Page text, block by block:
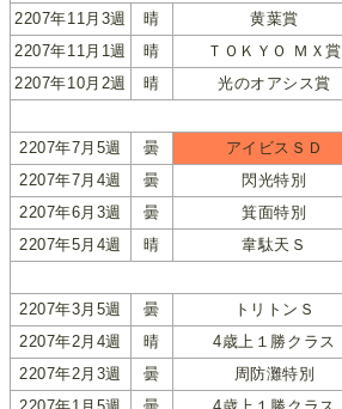
2207年11月3週 晴 黄葉賞
2207年11月1週
晴 ＴＯＫＹＯ ＭＸ賞
2207年10月2週
晴 光のオアシス賞
2207年7月5週 曇 アイビスＳＤ
2207年7月4週
曇 閃光特別
2207年6月3週
曇 箕面特別
2207年5月4週
晴 韋駄天Ｓ
2207年3月5週 曇 トリトンＳ
2207年2月4週
晴 4歳上１勝クラス
2207年2月3週
曇 周防灘特別